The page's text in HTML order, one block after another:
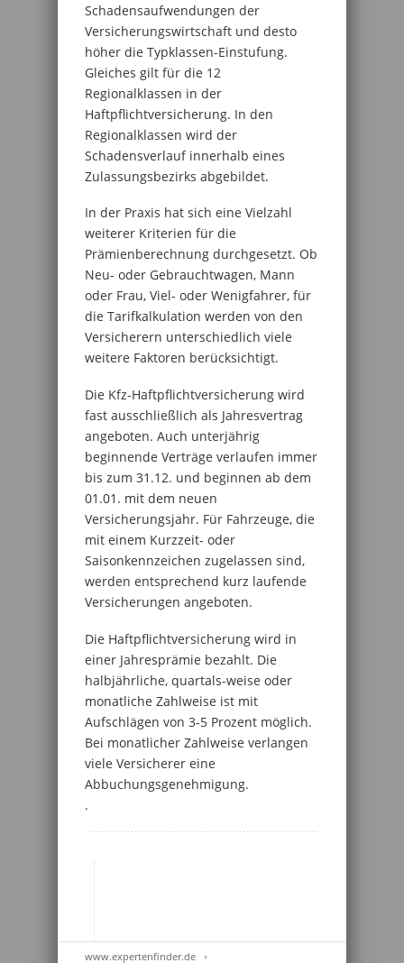
Schadensaufwendungen der
Versicherungswirtschaft und desto
höher die Typklassen-Einstufung.
Gleiches gilt für die 12
Regionalklassen in der
Haftpflichtversicherung. In den
Regionalklassen wird der
Schadensverlauf innerhalb eines
Zulassungsbezirks abgebildet.
In der Praxis hat sich eine Vielzahl
weiterer Kriterien für die
Prämienberechnung durchgesetzt. Ob
Neu- oder Gebrauchtwagen, Mann
oder Frau, Viel- oder Wenigfahrer, für
die Tarifkalkulation werden von den
Versicherern unterschiedlich viele
weitere Faktoren berücksichtigt.
Die Kfz-Haftpflichtversicherung wird
fast ausschließlich als Jahresvertrag
angeboten. Auch unterjährig
beginnende Verträge verlaufen immer
bis zum 31.12. und beginnen ab dem
01.01. mit dem neuen
Versicherungsjahr. Für Fahrzeuge, die
mit einem Kurzzeit- oder
Saisonkennzeichen zugelassen sind,
werden entsprechend kurz laufende
Versicherungen angeboten.
Die Haftpflichtversicherung wird in
einer Jahresprämie bezahlt. Die
halbjährliche, quartals-weise oder
monatliche Zahlweise ist mit
Aufschlägen von 3-5 Prozent möglich.
Bei monatlicher Zahlweise verlangen
viele Versicherer eine
Abbuchungsgenehmigung.
.
www.expertenfinder.de